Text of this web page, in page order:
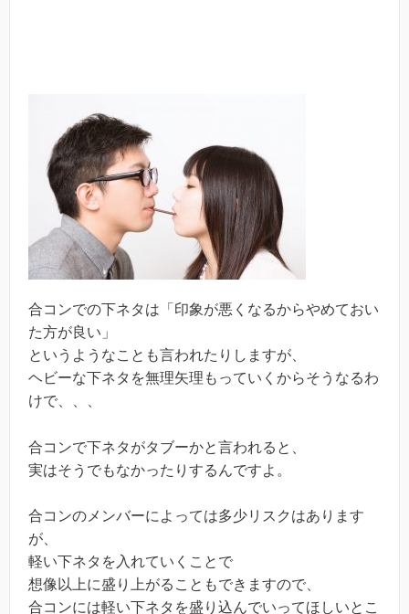
合コンでの下ネタは「印象が悪くなるからやめておい
た方が良い」
というようなことも言われたりしますが、
ヘビーな下ネタを無理矢理もっていくからそうなるわ
けで、、、
合コンで下ネタがタブーかと言われると、
実はそうでもなかったりするんですよ。
合コンのメンバーによっては多少リスクはあります
が、
軽い下ネタを入れていくことで
想像以上に盛り上がることもできますので、
合コンには軽い下ネタを盛り込んでいってほしいとこ